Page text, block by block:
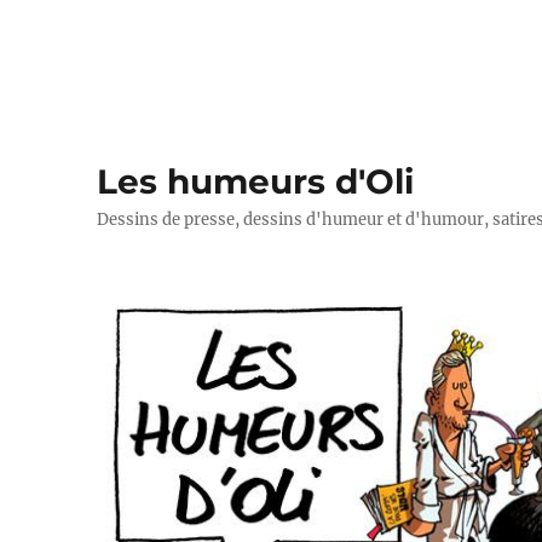
Les humeurs d'Oli
Dessins de presse, dessins d'humeur et d'humour,